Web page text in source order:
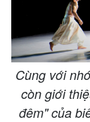
Cùng với
còn giới
đêm" của